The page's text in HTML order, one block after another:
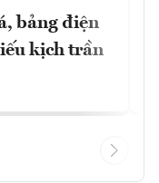
bảng điện
kịch trần